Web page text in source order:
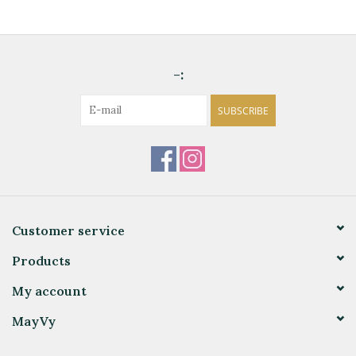
-:
SUBSCRIBE
Customer service
Products
My account
MayVy